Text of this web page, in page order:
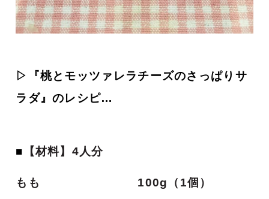
▷『桃とモッツァレラチーズのさっぱりサ
ラダ』のレシピ…
■ 【材料】4人分
もも 100g（1個）